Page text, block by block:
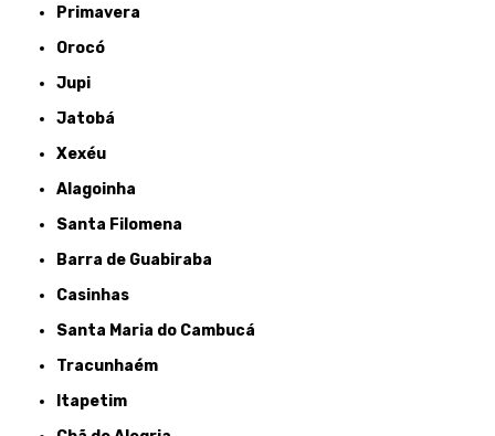
Primavera
Orocó
Jupi
Jatobá
Xexéu
Alagoinha
Santa Filomena
Barra de Guabiraba
Casinhas
Santa Maria do Cambucá
Tracunhaém
Itapetim